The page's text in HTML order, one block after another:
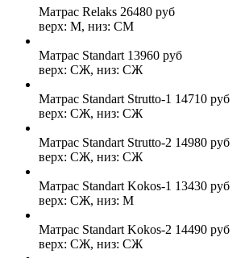
Матрас Relaks 26480 руб
верх: М, низ: СМ
Матрас Standart 13960 руб
верх: СЖ, низ: СЖ
Матрас Standart Strutto-1 14710 руб
верх: СЖ, низ: СЖ
Матрас Standart Strutto-2 14980 руб
верх: СЖ, низ: СЖ
Матрас Standart Kokos-1 13430 руб
верх: СЖ, низ: М
Матрас Standart Kokos-2 14490 руб
верх: СЖ, низ: СЖ